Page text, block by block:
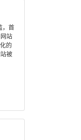
，首
站
的
被